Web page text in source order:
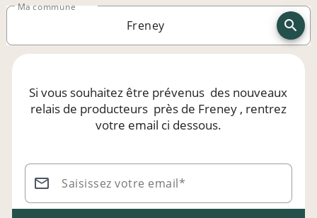
Ma commune
Si vous souhaitez être prévenus des nouveaux
relais de producteurs près de Freney, rentrez
votre email ci dessous.
Saisissez votre email*